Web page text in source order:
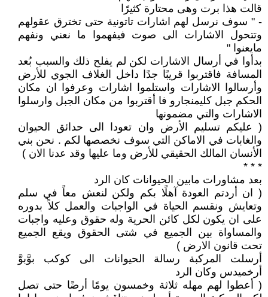
قالت هذا برت وهى محتارة كثيرًا
- " سوف نرسل لهم اشارات تاتونية حتى تخترق عقولهم
وتتحول الاشارات الى صوت فيفهموا ما نعني ونفهم
مايعنوا "
بدأوا في أرسال الاشارات لكن لم يفلح ذلك والسبب بُعد
المسافة فاقتربوا قريبًا جدًا داخل الغلاف الجوي للأرض
وأرسالوا الاشارات واستلموا اشارات وعرفوا ان مكان
الحكم جبل كليمنجارو فا أقتربوا من مكان الجبل وارسلوا
الاشارات والتي مضمونها
( عليكم تسليم الأرض وان تعودا الى حدائق الحيوان
والغابات في الاماكن التي سوف نخصصها لكم . نحن بني
الأنسان المالك الحقيقي للأرض وما عليها وقد عدنا الان )
* * *
بعد مشاورات مابين الحيوانات كان الرد
( ان أردتم العودة آهلًا بكم ولكن لنعش معاً في سلم
وتعايش ونقسم الحياة في الواجبات والعمل كلاً بدوره
على ان يكون لكل كائن الحرية وله حقوق وعليه واجبات
والمساواة بين الجميع في شتى الحقوق ويقع الجميع
تحت قانون الارض )
أرسلت المركبة رسالة الحيوانات الى كوكب بوَّبوَّ
أرخميدس وكان الرد
( أعطوا لهم مهله ثلاثة وخمسون يومًا أرضًا حتى تصل